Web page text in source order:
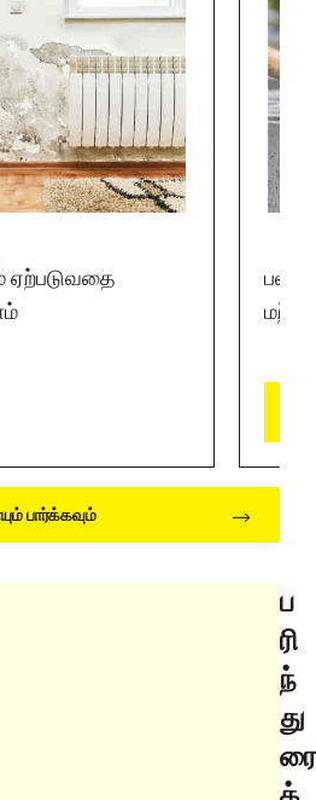
ஏற்படுவதை
பார்க்கவும்
ப
ரி
ந்
து
ரை